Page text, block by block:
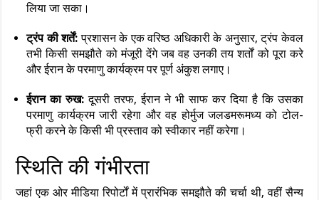
लिया जा सका।
ट्रंप की शर्तें: प्रशासन के एक वरिष्ठ अधिकारी के अनुसार, ट्रंप केवल
तभी किसी समझौते को मंजूरी देंगे जब वह उनकी तय शर्तों को पूरा करे
और ईरान के परमाणु कार्यक्रम पर पूर्ण अंकुश लगाए।
ईरान का रुख: दूसरी तरफ, ईरान ने भी साफ कर दिया है कि उसका
परमाणु कार्यक्रम जारी रहेगा और वह होर्मुज जलडमरूमध्य को टोल-
फ्री करने के किसी भी प्रस्ताव को स्वीकार नहीं करेगा।
स्थिति की गंभीरता
जहां एक ओर मीडिया रिपोर्टों में प्रारंभिक समझौते की चर्चा थी, वहीं सैन्य